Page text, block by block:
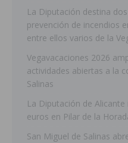
La Diputación destina
prevención de incendios
entre ellos varios de la
Vegavacaciones 2026
actividades abiertas a la
Salinas
La Diputación de
euros en Pilar de la
San Miguel de Salinas